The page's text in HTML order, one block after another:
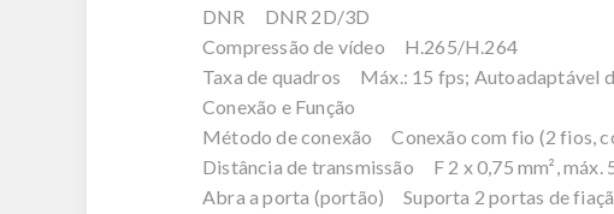
DNR DNR 2D/3D
Compressão de vídeo H.265/H.264
Taxa de quadros Máx.: 15 fps; Autoadaptável
Conexão e Função
Método de conexão Conexão com fio (2 fios,
Distância de transmissão F 2 x 0,75 mm², máx.
Abra a porta (portão) Suporta 2 portas de